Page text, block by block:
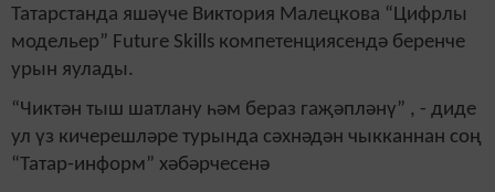
Татарстанда яшәүче Виктория Малецкова “Цифрлы
модельер” Future Skills компетенциясендә беренче
урын яулады.
“Чиктән тыш шатлану һәм бераз гаҗәпләнү” , - диде
ул үз кичерешләре турында сәхнәдән чыкканнан соң
“Татар-информ” хәбәрчесенә